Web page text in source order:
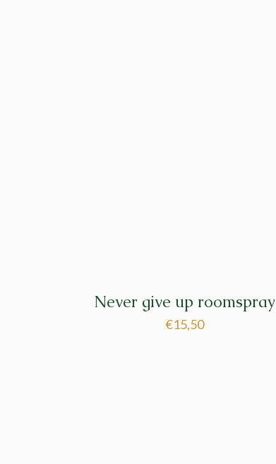
Never give up roomspray
€15,50